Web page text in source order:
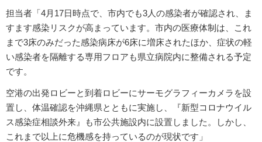
担当者「4月17日時点で、市内でも3人の感染者が確認され、ま
すます感染リスクが高まっています。市内の医療体制は、これ
まで3床のみだった感染病床が6床に増床されたほか、症状の軽
い感染者を隔離する専用フロアも県立病院内に整備される予定
です。
空港の出発ロビーと到着ロビーにサーモグラフィーカメラを設
置し、体温確認を沖縄県とともに実施し、『新型コロナウイル
ス感染症相談外来』も市公共施設内に設置しました。しかし、
これまで以上に危機感を持っているのが現状です」